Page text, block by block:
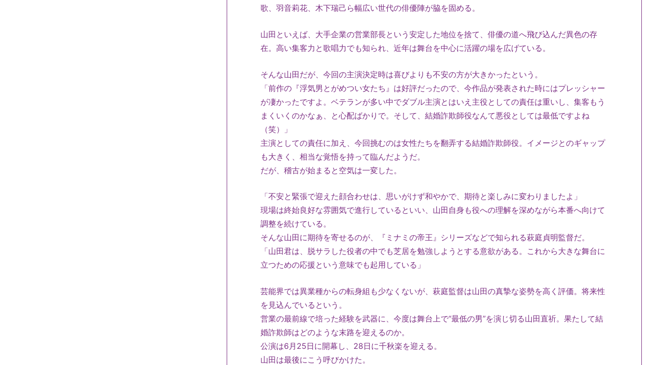
歌、 羽音莉花、木下瑞己ら幅広い世代の俳優陣が脇を固める。
山田といえば、大手企業の営業部長という安定した地位を捨て、 俳優の道へ飛び込んだ異色の存
在。 高い集客力と歌唱力でも知られ、 近年は舞台を中心に活躍の場を広げている。
そんな山田だが、 今回の主演決定時は喜びよりも不安の方が大きかったという。
「前作の『浮気男とがめつい女たち』は好評だったので、 今作品が発表された時にはプレッシャー
が凄かったですよ。 ベテランが多い中でダブル主演とはいえ主役としての責任は重いし 、集客もう
まくいくのかなぁ、と心配ばかりで。そして、 結婚詐欺師役なんて悪役としては最低ですよね
（笑）」
主演としての責任に加え、 今回挑むのは女性たちを翻弄する結婚詐欺師役。 イメージとのギャップ
も大きく、 相当な覚悟を持って臨んだようだ。
だが、稽古が始まると空気は一変した。
「不安と緊張で迎えた顔合わせは、思いがけず和やかで、 期待と楽しみに変わりましたよ」
現場は終始良好な雰囲気で進行しているといい、 山田自身も役への理解を深めながら本番へ向けて
調整を続けている。
そんな山田に期待を寄せるのが、『ミナミの帝王』 シリーズなどで知られる萩庭貞明監督だ。
「山田君は、 脱サラした役者の中でも芝居を勉強しようとする意欲がある。 これから大きな舞台に
立つための応援という意味でも起用している 」
芸能界では異業種からの転身組も少なくないが、 萩庭監督は山田の真摯な姿勢を高く評価。 将来性
を見込んでいるという。
営業の最前線で培った経験を武器に、今度は舞台上で“最低の男”を演じ切る山田直祈。 果たして結
婚詐欺師はどのような末路を迎えるのか。
公演は6月25日に開幕し、28日に千秋楽を迎える。
山田は最後にこう呼びかけた。